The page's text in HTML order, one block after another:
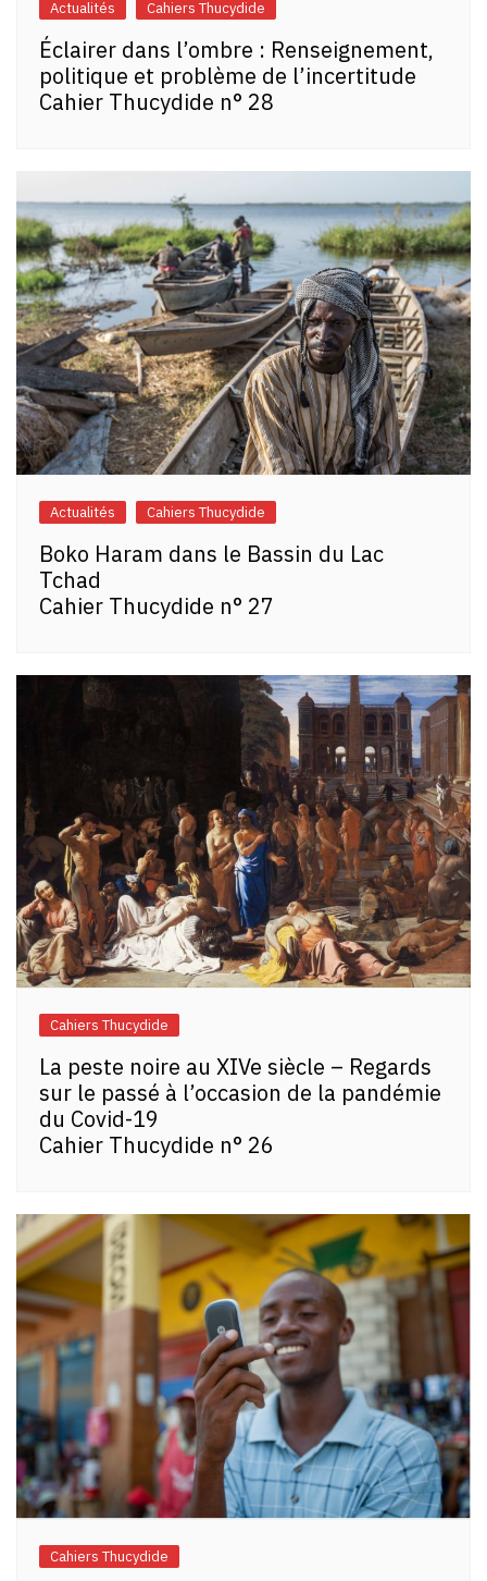
Actualités Cahiers Thucydide
Éclairer dans l’ombre : Renseignement,
politique et problème de l’incertitude
Cahier Thucydide n° 28
Actualités Cahiers Thucydide
Boko Haram dans le Bassin du Lac
Tchad
Cahier Thucydide n° 27
Cahiers Thucydide
La peste noire au XIVe siècle – Regards
sur le passé à l’occasion de la pandémie
du Covid-19
Cahier Thucydide n° 26
Cahiers Thucydide